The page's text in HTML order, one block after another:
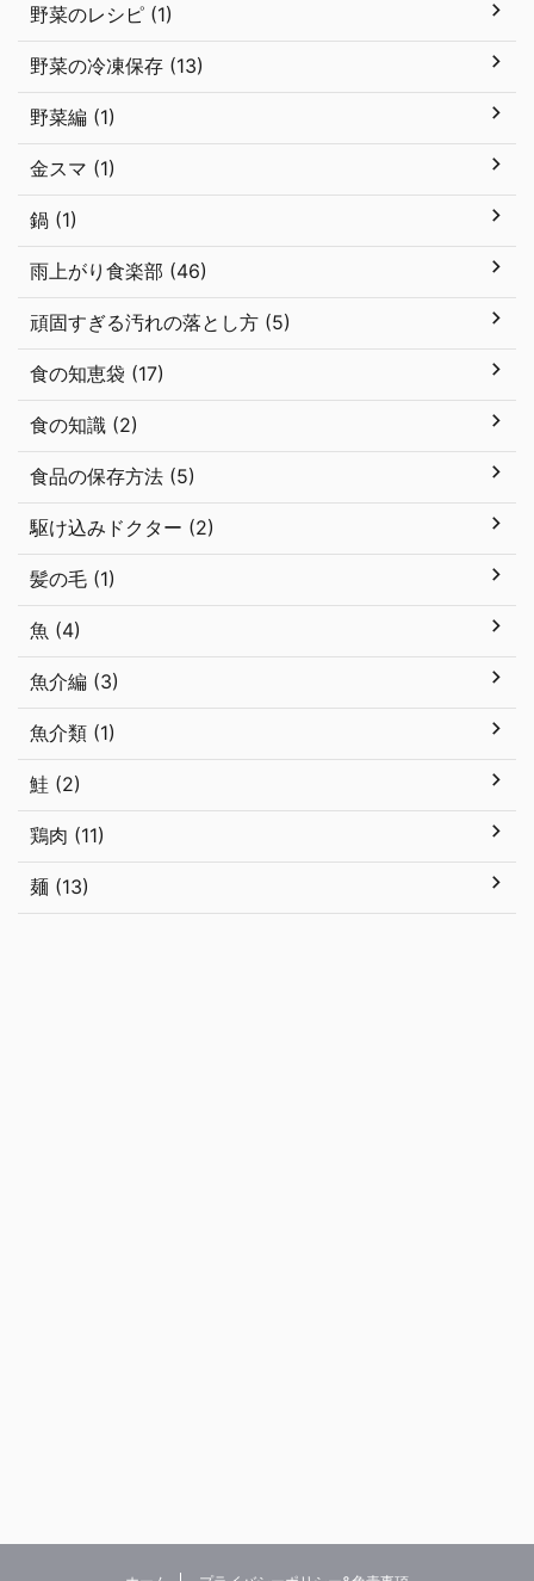
野菜のレシピ (1)
野菜の冷凍保存 (13)
野菜編 (1)
金スマ (1)
鍋 (1)
雨上がり食楽部 (46)
頑固すぎる汚れの落とし方 (5)
食の知恵袋 (17)
食の知識 (2)
食品の保存方法 (5)
駆け込みドクター (2)
髪の毛 (1)
魚 (4)
魚介編 (3)
魚介類 (1)
鮭 (2)
鶏肉 (11)
麺 (13)